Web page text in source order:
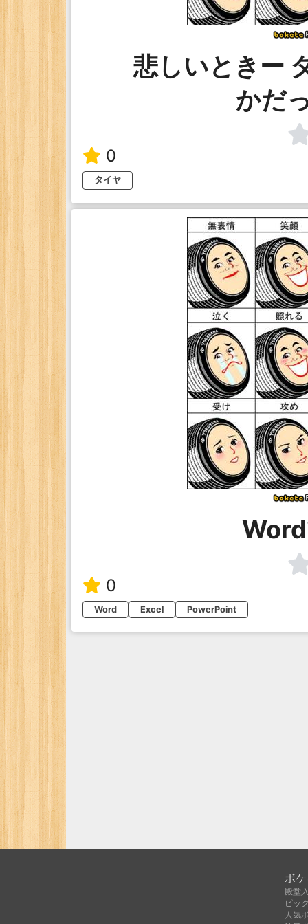
悲しいときー
かだ
0
タイヤ
0
Word Excel PowerPoint
ボ
殿堂
ピッ
人気